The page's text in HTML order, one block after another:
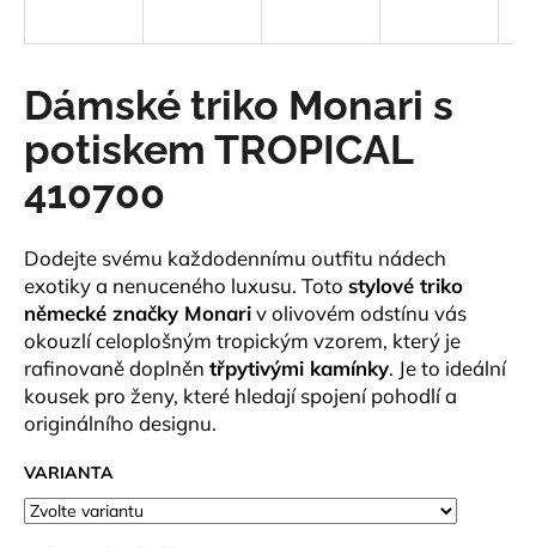
Dámské triko Monari s
potiskem TROPICAL
410700
Dodejte svému každodennímu outfitu nádech
exotiky a nenuceného luxusu. Toto stylové triko
německé značky Monariv olivovém odstínu vás
okouzlí celoplošným tropickým vzorem, který je
rafinovaně doplněn třpytivými kamínky. Je to ideální
kousek pro ženy, které hledají spojení pohodlí a
originálního designu.
VARIANTA
í
t
?
HLEDAT
D
o
p
o
r
u